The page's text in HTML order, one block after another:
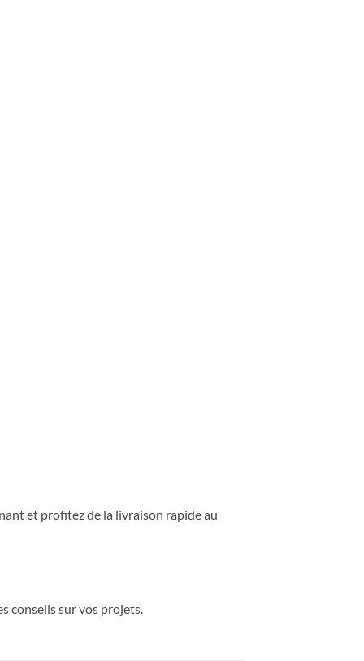
et profitez de la livraison rapide au
conseils sur vos projets.